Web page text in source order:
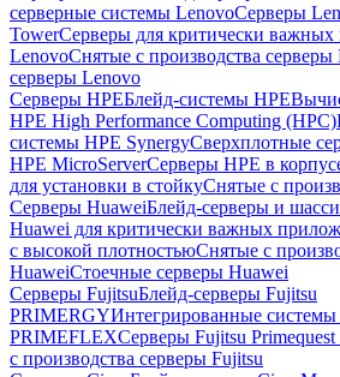
серверные системы LenovoСерверы
TowerСерверы для критически важных
LenovoСнятые с производства серверы
серверы Lenovo
Серверы HPEБлейд-системы HPE
HPE High Performance Computing (HPC)
системы HPE SynergyСверхплотные
HPE MicroServerСерверы HPE в
для установки в стойкуСнятые с
Серверы HuaweiБлейд-серверы и
Huawei для критически важных
с высокой плотностьюСнятые с
HuaweiСтоечные серверы Huawei
Серверы FujitsuБлейд-серверы Fujitsu
PRIMERGYИнтегрированные системы
PRIMEFLEXСерверы Fujitsu
с производства серверы Fujitsu